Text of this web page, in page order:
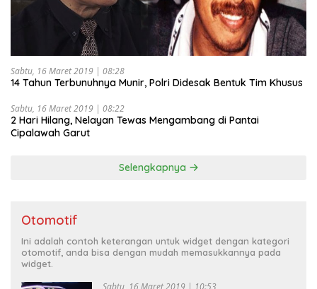
Sabtu, 16 Maret 2019 | 08:28
14 Tahun Terbunuhnya Munir, Polri Didesak Bentuk Tim Khusus
Sabtu, 16 Maret 2019 | 08:22
2 Hari Hilang, Nelayan Tewas Mengambang di Pantai
Cipalawah Garut
Selengkapnya
Otomotif
Ini adalah contoh keterangan untuk widget dengan kategori
otomotif, anda bisa dengan mudah memasukkannya pada
widget.
Sabtu, 16 Maret 2019 | 10:53